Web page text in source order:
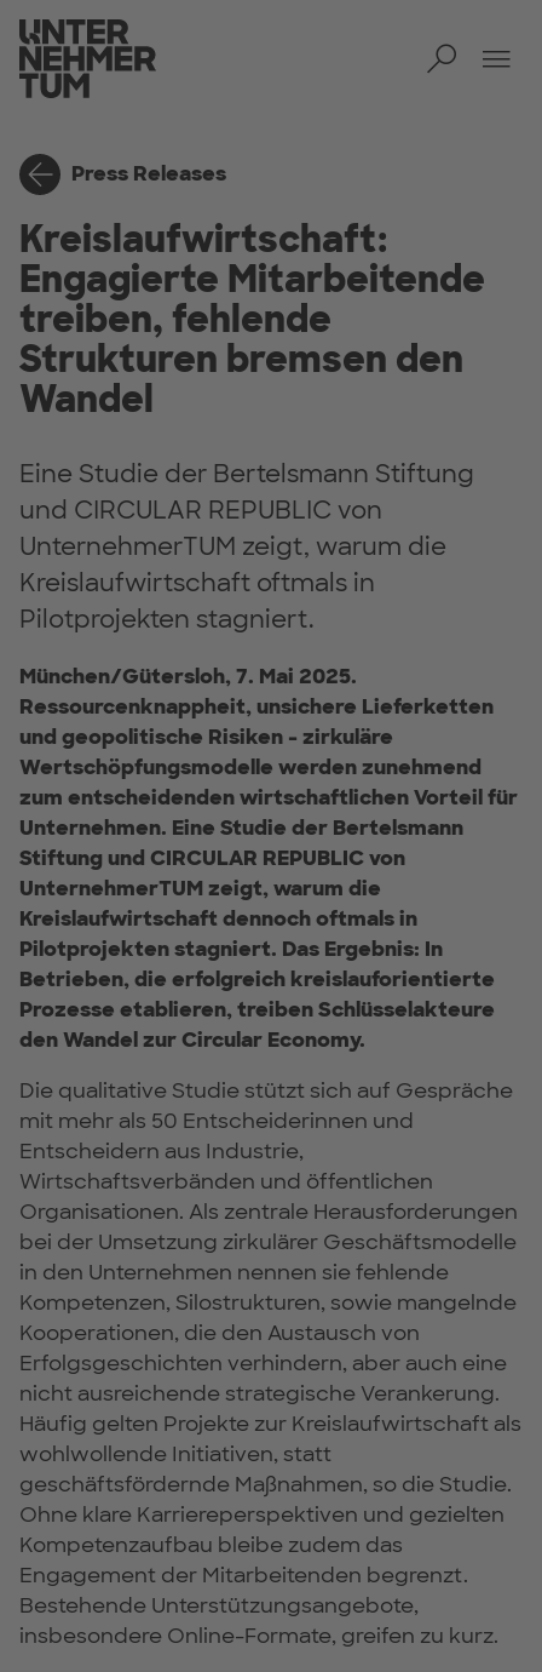
Press Releases
Kreislaufwirtschaft:
Engagierte Mitarbeitende
treiben, fehlende
Strukturen bremsen den
Wandel
Eine Studie der Bertelsmann Stiftung
und CIRCULAR REPUBLIC von
UnternehmerTUM zeigt, warum die
Kreislaufwirtschaft oftmals in
Pilotprojekten stagniert.
München/Gütersloh, 7. Mai 2025.
Ressourcenknappheit, unsichere Lieferketten
und geopolitische Risiken - zirkuläre
Wertschöpfungsmodelle werden zunehmend
zum entscheidenden wirtschaftlichen Vorteil für
Unternehmen. Eine Studie der Bertelsmann
Stiftung und CIRCULAR REPUBLIC von
UnternehmerTUM zeigt, warum die
Kreislaufwirtschaft dennoch oftmals in
Pilotprojekten stagniert. Das Ergebnis: In
Betrieben, die erfolgreich kreislauforientierte
Prozesse etablieren, treiben Schlüsselakteure
den Wandel zur Circular Economy.
Die qualitative Studie stützt sich auf Gespräche
mit mehr als 50 Entscheiderinnen und
Entscheidern aus Industrie,
Wirtschaftsverbänden und öffentlichen
Organisationen. Als zentrale Herausforderungen
bei der Umsetzung zirkulärer Geschäftsmodelle
in den Unternehmen nennen sie fehlende
Kompetenzen, Silostrukturen, sowie mangelnde
Kooperationen, die den Austausch von
Erfolgsgeschichten verhindern, aber auch eine
nicht ausreichende strategische Verankerung.
Häufig gelten Projekte zur Kreislaufwirtschaft als
wohlwollende Initiativen, statt
geschäftsfördernde Maßnahmen, so die Studie.
Ohne klare Karriereperspektiven und gezielten
Kompetenzaufbau bleibe zudem das
Engagement der Mitarbeitenden begrenzt.
Bestehende Unterstützungsangebote,
insbesondere Online-Formate, greifen zu kurz.